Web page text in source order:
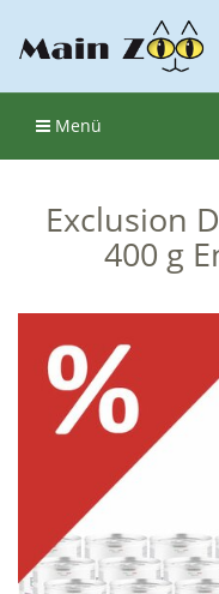
Menü
Exclusion
400 g